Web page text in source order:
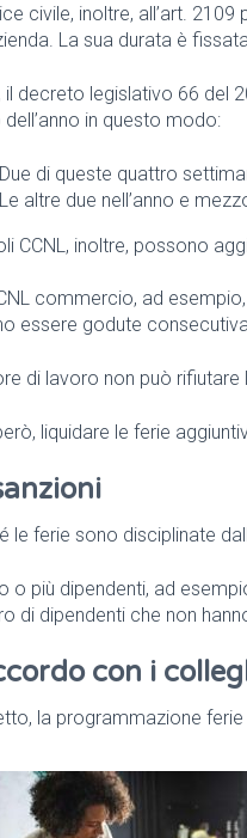
civile, inoltre, all’art.
La sua durata è
il decreto legislativo 66 del
in questo modo:
Due di queste quattro
Le altre due nell’anno e
CCNL, inoltre, possono
commercio, ad
essere godute
di lavoro non può
liquidare le ferie
le ferie sono disciplinate
o più dipendenti, ad
di dipendenti che non
con i
la programmazione